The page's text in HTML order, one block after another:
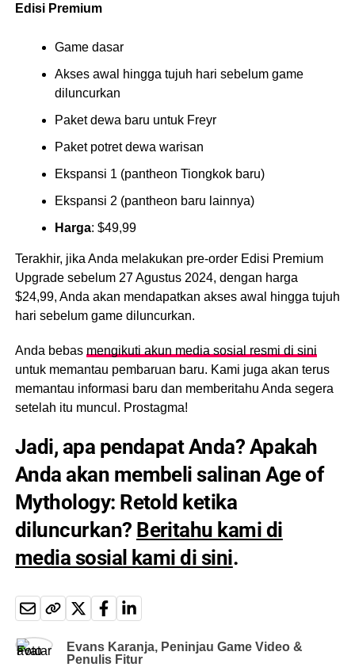
Edisi Premium
Game dasar
Akses awal hingga tujuh hari sebelum game
diluncurkan
Paket dewa baru untuk Freyr
Paket potret dewa warisan
Ekspansi 1 (pantheon Tiongkok baru)
Ekspansi 2 (pantheon baru lainnya)
Harga: $49,99
Terakhir, jika Anda melakukan pre-order Edisi Premium
Upgrade sebelum 27 Agustus 2024, dengan harga
$24,99, Anda akan mendapatkan akses awal hingga tujuh
hari sebelum game diluncurkan.
Anda bebas mengikuti akun media sosial resmi di sini
untuk memantau pembaruan baru. Kami juga akan terus
memantau informasi baru dan memberitahu Anda segera
setelah itu muncul. Prostagma!
Jadi, apa pendapat Anda? Apakah
Anda akan membeli salinan Age of
Mythology: Retold ketika
diluncurkan? Beritahu kami di
media sosial kami di sini.
Evans Karanja, Peninjau Game Video &
Penulis Fitur